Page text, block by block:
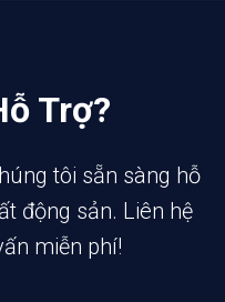
Trợ?
tôi sẵn sàng hỗ
động sản. Liên hệ
miễn phí!